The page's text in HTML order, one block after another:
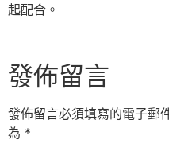
起配合。
發佈留言
發佈留言必須填寫的電子郵
為 *